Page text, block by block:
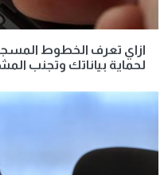
ازاي تعرف الخطوط
لحماية بياناتك وتجنب